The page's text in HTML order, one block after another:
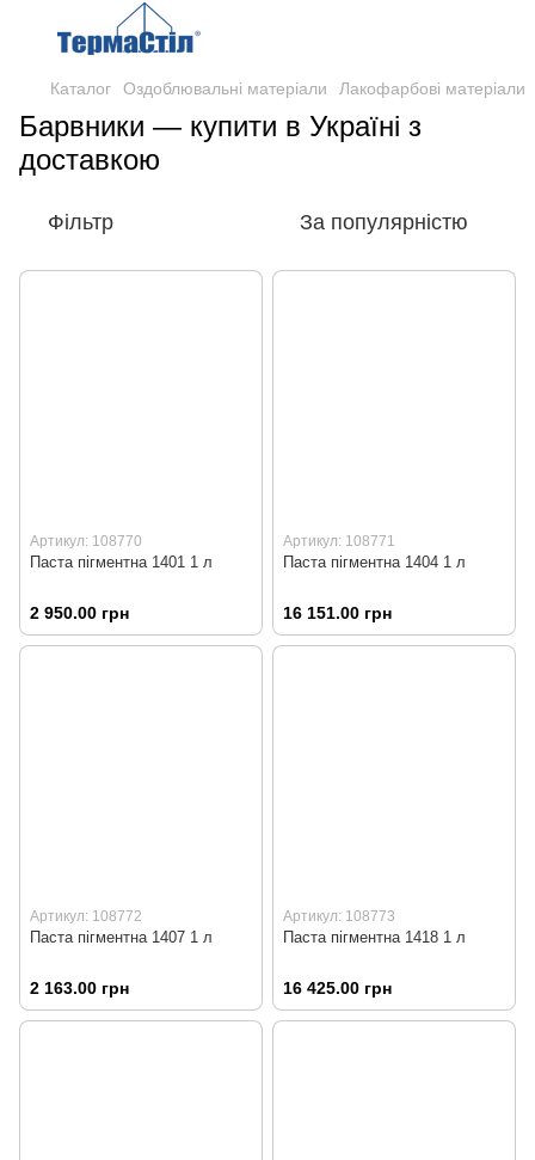
Каталог Оздоблювальні матеріали Лакофарбові матеріали
Барвники — купити в Україні з
доставкою
Фільтр За популярністю
Артикул: 108770
Паста пігментна 1401 1 л
2 950.00 грн
Артикул: 108771
Паста пігментна 1404 1 л
16 151.00 грн
Артикул: 108772
Паста пігментна 1407 1 л
2 163.00 грн
Артикул: 108773
Паста пігментна 1418 1 л
16 425.00 грн